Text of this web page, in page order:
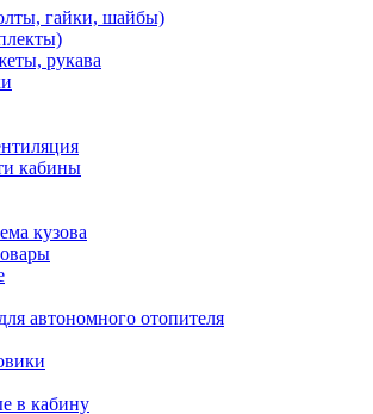
гайки, шайбы)
рукава
кабины
кузова
автономного отопителя
в кабину